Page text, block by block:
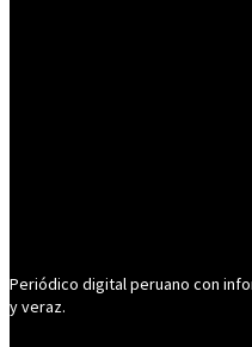
Periódico digital peruano con
y veraz.